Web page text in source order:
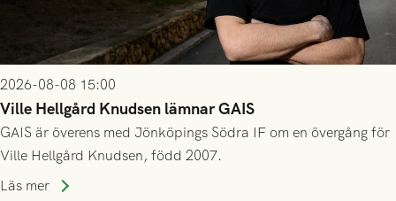
2026-08-08 15:00
Ville Hellgård Knudsen lämnar GAIS
GAIS är överens med Jönköpings Södra IF om en övergång för
Ville Hellgård Knudsen, född 2007.
Läs mer